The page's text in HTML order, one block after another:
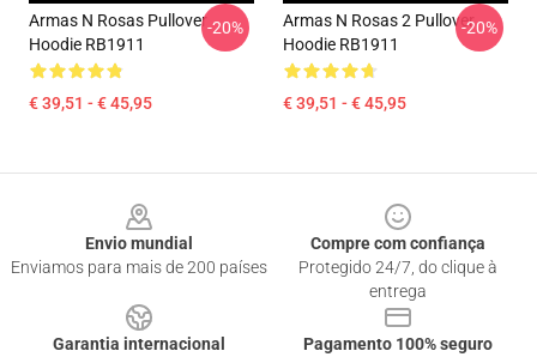
Armas N Rosas Pullover
Hoodie RB1911
€ 39,51 - € 45,95
-20%
Armas N Rosas 2 Pullover
Hoodie RB1911
€ 39,51 - € 45,95
-20%
Envio mundial
Enviamos para mais de 200 países
Compre com confiança
Protegido 24/7, do clique à
entrega
Garantia internacional
Pagamento 100% seguro